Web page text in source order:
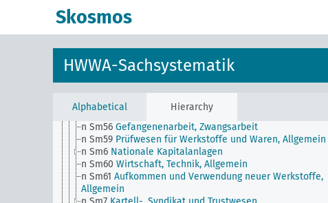
Skosmos
HWWA-Sachsystematik
Alphabetical Hierarchy
n Sm508 (A10)
n Sm52 (alt) Lagerhaltung
Immaterieller Betriebswert
n Sm55 (alt)
Public Utilities (der Öffentlichkeit
dienende Versorgungs- und Verkehrsbetriebe)
n Sm56 Gefangenenarbeit, Zwangsarbeit
n Sm59 Prüfwesen für Werkstoffe und Waren, Allgemein
n Sm6 Nationale Kapitalanlagen
n Sm60 Wirtschaft, Technik, Allgemein
n Sm61 Aufkommen und Verwendung neuer Werkstoffe,
Allgemein